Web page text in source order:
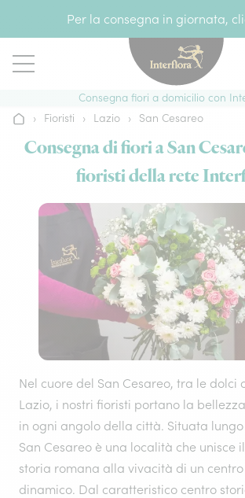
Per la consegna in giornata,
Consegna fiori a domicilio con
Home› Fioristi › Lazio › San Cesareo
Consegna di fiori a San
fioristi della rete
Nel cuore del San Cesareo, tra le dolci
Lazio, i nostri fioristi portano la
in ogni angolo della città. Situata
San Cesareo è una località che unisce
storia romana alla vivacità di un
dinamico. Dal caratteristico centro